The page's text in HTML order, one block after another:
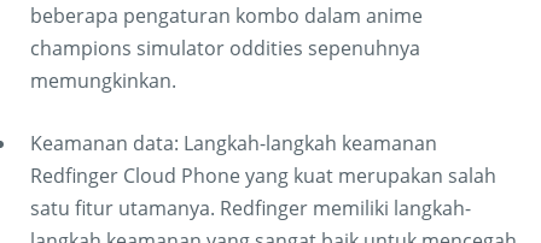
beberapa pengaturan kombo dalam anime
champions simulator oddities sepenuhnya
memungkinkan.
Keamanan data: Langkah-langkah keamanan
Redfinger Cloud Phone yang kuat merupakan salah
satu fitur utamanya. Redfinger memiliki langkah-